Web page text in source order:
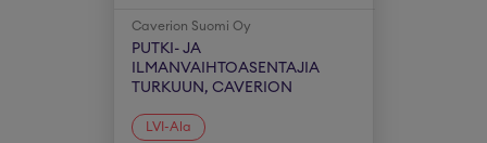
Caverion Suomi Oy
PUTKI- JA
ILMANVAIHTOASENTAJIA
TURKUUN, CAVERION
LVI-Ala